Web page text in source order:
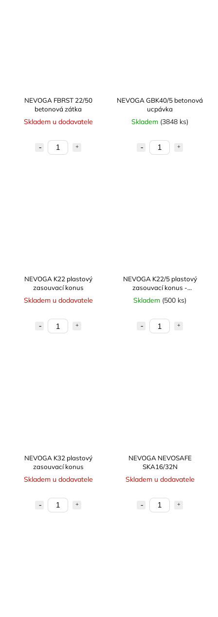
NEVOGA FBRST 22/50
betonová zátka
Skladem u dodavatele
NEVOGA GBK40/5 betonová
ucpávka
Skladem (3848 ks)
NEVOGA K22 plastový
zasouvací konus
Skladem u dodavatele
NEVOGA K22/5 plastový
zasouvací konus -
prodloužený
Skladem (500 ks)
NEVOGA K32 plastový
zasouvací konus
Skladem u dodavatele
NEVOGA NEVOSAFE
SKA16/32N
Skladem u dodavatele